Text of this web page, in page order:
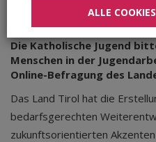
| Katholische
Die Katholische Jugend
Menschen in der
Online-Befragung des
Das Land Tirol hat die
bedarfsgerechten
zukunftsorientierten
ALLE